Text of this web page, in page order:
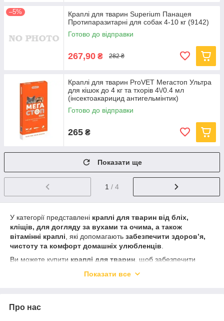
–5%
Краплі для тварин Superium Панацея
Протипаразитарні для собак 4-10 кг (9142)
Готово до відправки
267,90 ₴ 282 ₴
Краплі для тварин ProVET Мегастоп Ультра
для кішок до 4 кг та тхорів 4\/0.4 мл
(інсектоакарицид антигельмінтик)
(4823082425136)
Готово до відправки
265 ₴
Показати ще
1 / 4
У категорії представлені краплі для тварин від бліх,
кліщів, для догляду за вухами та очима, а також
вітамінні краплі , які допомагають забезпечити здоров’я,
чистоту та комфорт домашніх улюбленців
Ви можете купити краплі для тварин , щоб забезпечити
улюбленців щодня
Показати все
Про нас